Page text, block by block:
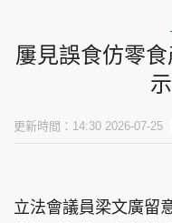
屢見誤食仿零
更新時間：14:30 2026-07-25
立法會議員梁文廣留